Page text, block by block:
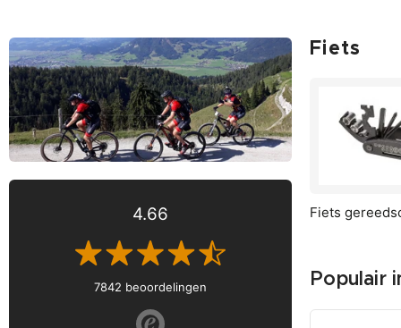
4.66
7842 beoordelingen
Fiets
Fiets
Populair